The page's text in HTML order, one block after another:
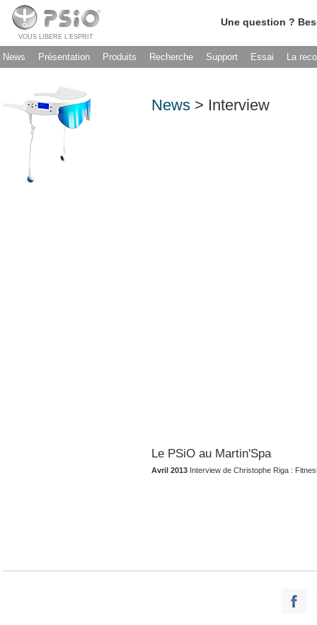
VOUS LIBERE L’ESPRIT
Une question ?
News Présentation Produits Recherche Support Essai La
News > Interview
Le PSiO au Martin'Spa
Avril 2013 Interview de Christophe Riga :